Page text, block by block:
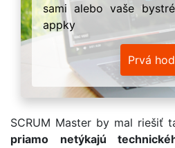
sami alebo vaše
appky
Prvá
SCRUM Master by mal riešiť
priamo netýkajú